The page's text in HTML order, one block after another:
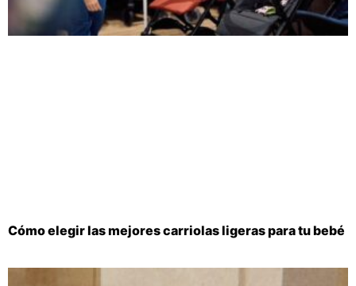
Cómo elegir las mejores carriolas ligeras para tu bebé